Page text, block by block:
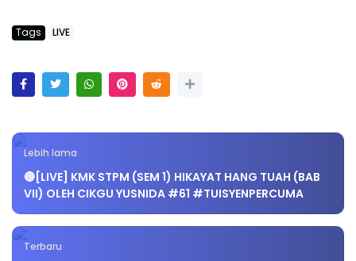
Tags LIVE
Lebih lama
🔴[LIVE] KMK STPM (SEM 1) HIKAYAT HANG TUAH (BAB
VII) OLEH CIKGU YUSNIDA #61 #TUISYENPERCUMA
Terbaru